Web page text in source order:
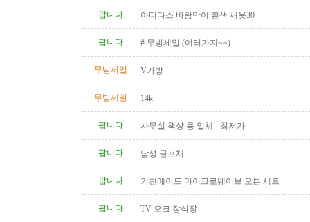
팝니다
아디다스 바람막이 흰색 새옷30
팝니다 # 무빙세일 (여러가지~~)
무빙세일 V가방
무빙세일 14k
팝니다 사무실 책상 등 일체 - 최저가
팝니다 남성 골프채
팝니다 키친에이드 마이크로웨이브 오븐 세트
팝니다 TV 오크 장식장